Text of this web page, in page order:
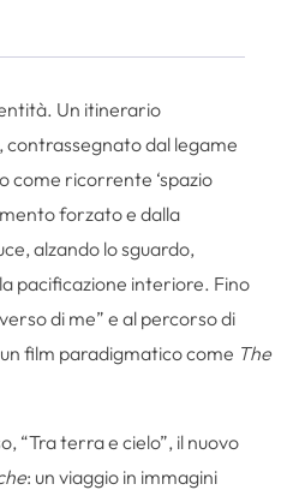
Un itinerario
dal legame
come ricorrente ‘spazio
forzato e dalla
alzando lo sguardo,
pacificazione interiore. Fino
di me” e al percorso di
film paradigmatico come The
“Tra terra e cielo”, il nuovo
: un viaggio in immagini